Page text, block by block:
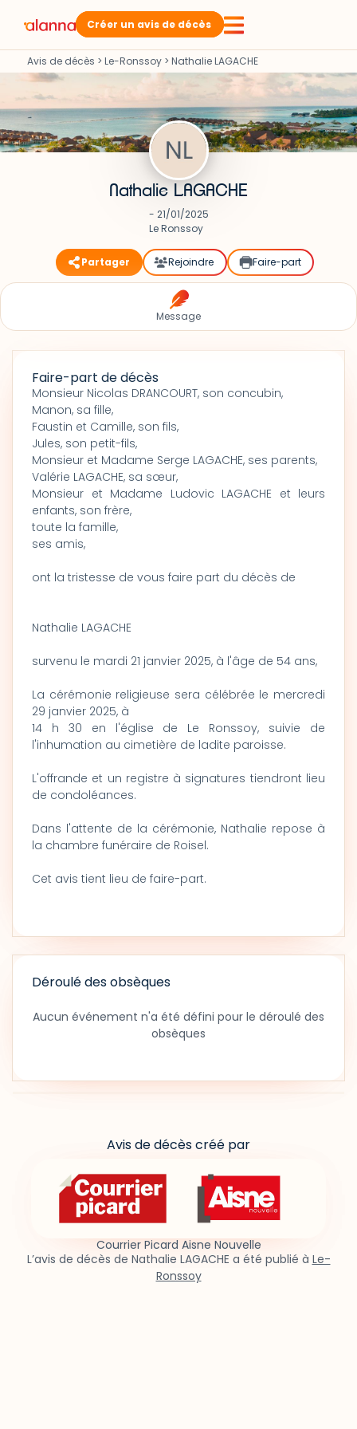
Créer un avis de décès
Avis de décès > Le-Ronssoy > Nathalie LAGACHE
Nathalie LAGACHE
- 21/01/2025
Le Ronssoy
Partager Rejoindre Faire-part
Message
Faire-part de décès
Monsieur Nicolas DRANCOURT, son concubin,
Manon, sa fille,
Faustin et Camille, son fils,
Jules, son petit-fils,
Monsieur et Madame Serge LAGACHE, ses parents,
Valérie LAGACHE, sa sœur,
Monsieur et Madame Ludovic LAGACHE et leurs
enfants, son frère,
toute la famille,
ses amis,
ont la tristesse de vous faire part du décès de
Nathalie LAGACHE
survenu le mardi 21 janvier 2025, à l'âge de 54 ans,
La cérémonie religieuse sera célébrée le mercredi
29 janvier 2025, à
14 h 30 en l'église de Le Ronssoy, suivie de
l'inhumation au cimetière de ladite paroisse.
L'offrande et un registre à signatures tiendront lieu
de condoléances.
Dans l'attente de la cérémonie, Nathalie repose à
la chambre funéraire de Roisel.
Cet avis tient lieu de faire-part.
Déroulé des obsèques
Aucun événement n'a été défini pour le déroulé des
obsèques
Avis de décès créé par
Courrier Picard Aisne Nouvelle
L’avis de décès de Nathalie LAGACHE a été publié à Le-
Ronssoy